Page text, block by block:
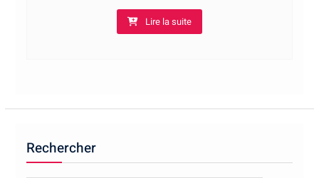
Lire la suite
Rechercher